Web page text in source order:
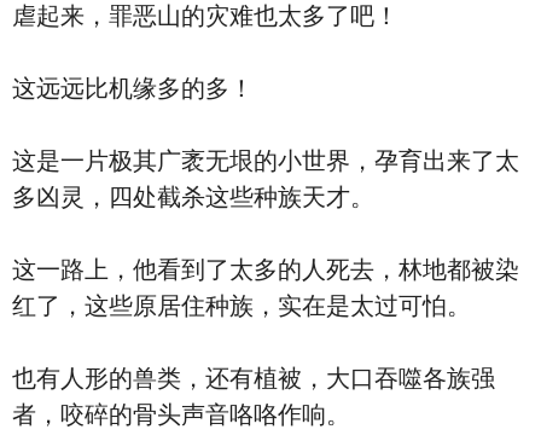
虐起来，罪恶山的灾难也太多了吧！
这远远比机缘多的多！
这是一片极其广袤无垠的小世界，孕育出来了太
多凶灵，四处截杀这些种族天才。
这一路上，他看到了太多的人死去，林地都被染
红了，这些原居住种族，实在是太过可怕。
也有人形的兽类，还有植被，大口吞噬各族强
者，咬碎的骨头声音咯咯作响。